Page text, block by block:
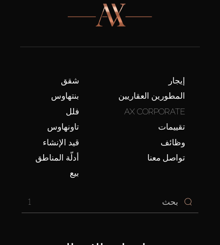
شقق
بنتهاوس
فلل
تاونهاوس
قيد الإنشاء
أدلّة المناطق
بيع
إيجار
المطورين العقاريين
AX CORPORATE
تقييمات
وظائف
تواصل معنا
1